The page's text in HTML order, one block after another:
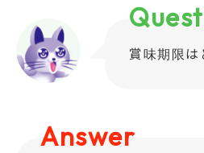
賞味期限は
Answer